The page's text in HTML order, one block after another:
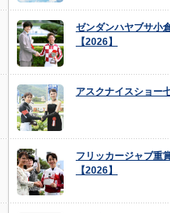
ゼンダンハヤブサ小
【2026】
アスクナイスショー
フリッカージャブ重
【2026】